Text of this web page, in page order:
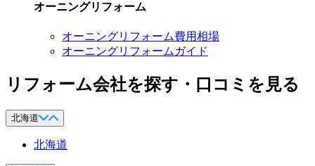
オーニングリフォーム
オーニングリフォーム費用相場
オーニングリフォームガイド
リフォーム会社を探す・口コミを見る
北海道
北海道